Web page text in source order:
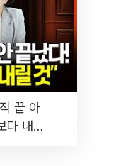
끝 아
다 내릴